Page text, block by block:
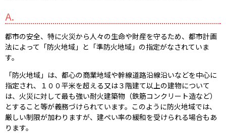
A.
都市の安全、特に火災から人々の生命や財産を守るため、都市計画
法によって「防火地域」と「準防火地域」の指定がなされていま
す。
「防火地域」は、都心の商業地域や幹線道路沿線沿いなどを中心に
指定され、１００平米を超える又は３階建て以上の建物について
は、火災に対して最も強い耐火建築物（鉄筋コンクリート造など）
とすること等が義務づけられています。このように防火地域では、
厳しい制限が加わりますが、建ぺい率の緩和を受けられる場合もあ
ります。